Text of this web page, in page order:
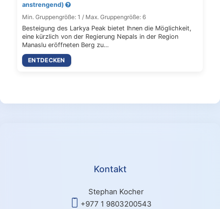
anstrengend)
Min. Gruppengröße: 1 / Max. Gruppengröße: 6
Besteigung des Larkya Peak bietet Ihnen die Möglichkeit,
eine kürzlich von der Regierung Nepals in der Region
Manaslu eröffneten Berg zu…
ENTDECKEN
Kontakt
Stephan Kocher
+977 1 9803200543